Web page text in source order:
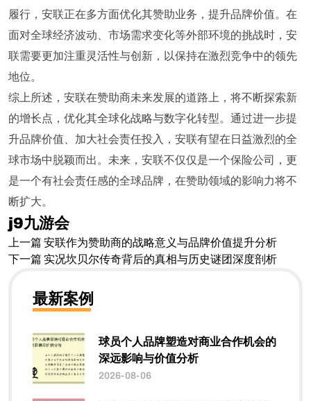
履行，安联正在多方面优化其赞助业务，提升品牌价值。在
面对全球经济波动、市场需求变化等外部环境的挑战时，安
联需要更加注重灵活性与创新，以保持在激烈竞争中的领先
地位。
综上所述，安联在赞助商未来发展的道路上，将不断探索新
的增长点，优化其全球化战略与数字化转型。通过进一步提
升品牌价值、加大社会责任投入，安联有望在日益激烈的全
球市场中脱颖而出。未来，安联不仅仅是一个保险公司，更
是一个有社会责任感的全球品牌，在赞助领域的影响力将不
断扩大。
j9九游会
上一篇 安联作为赞助商的战略意义与品牌价值提升分析
下一篇 实况坎贝尔传奇背后的真相与历史谜团深度剖析
最新案例
球员个人品牌塑造对商业合作机会的
深远影响与价值分析
2026-08-06